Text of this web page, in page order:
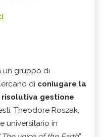
un gruppo di
di coniugare la
gestione
Theodore Roszak,
universitario in